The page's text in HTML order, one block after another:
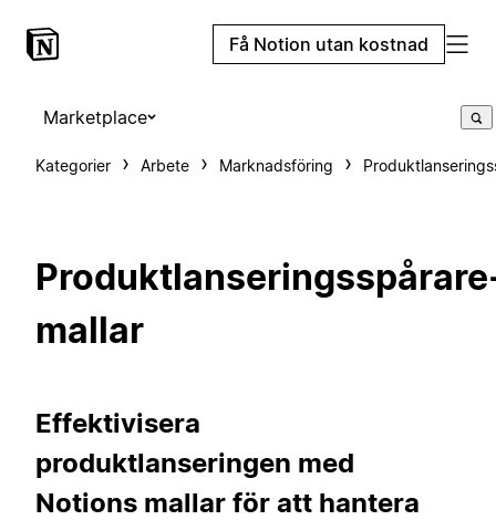
Få Notion utan kostnad
Marketplace
Kategorier Arbete Marknadsföring
mallar
Effektivisera
produktlanseringen med
Notions mallar för att hantera